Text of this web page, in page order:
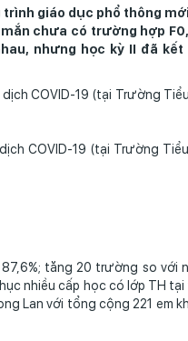
giáo dục phổ thông mới
chưa có trường hợp
nhưng học kỳ II đã kết
COVID-19 (tại Trường
tăng 20 trường so với
nhiều cấp học có lớp TH tại
Lan với tổng cộng 221 em